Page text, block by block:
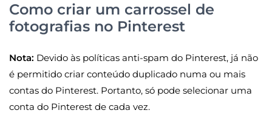
Como criar um carrossel de
fotografias no Pinterest
Nota: Devido às políticas anti-spam do Pinterest, já não
é permitido criar conteúdo duplicado numa ou mais
contas do Pinterest. Portanto, só pode selecionar uma
conta do Pinterest de cada vez.